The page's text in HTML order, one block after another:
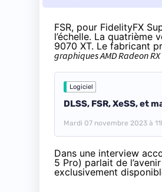
FSR, pour FidelityFX
l’échelle. La quatrième
9070 XT. Le fabricant
graphiques AMD Radeon
Logiciel
DLSS, FSR, XeSS, et
Mardi 07 novembre 2023 à
Dans une interview
5 Pro) parlait de
exclusivement